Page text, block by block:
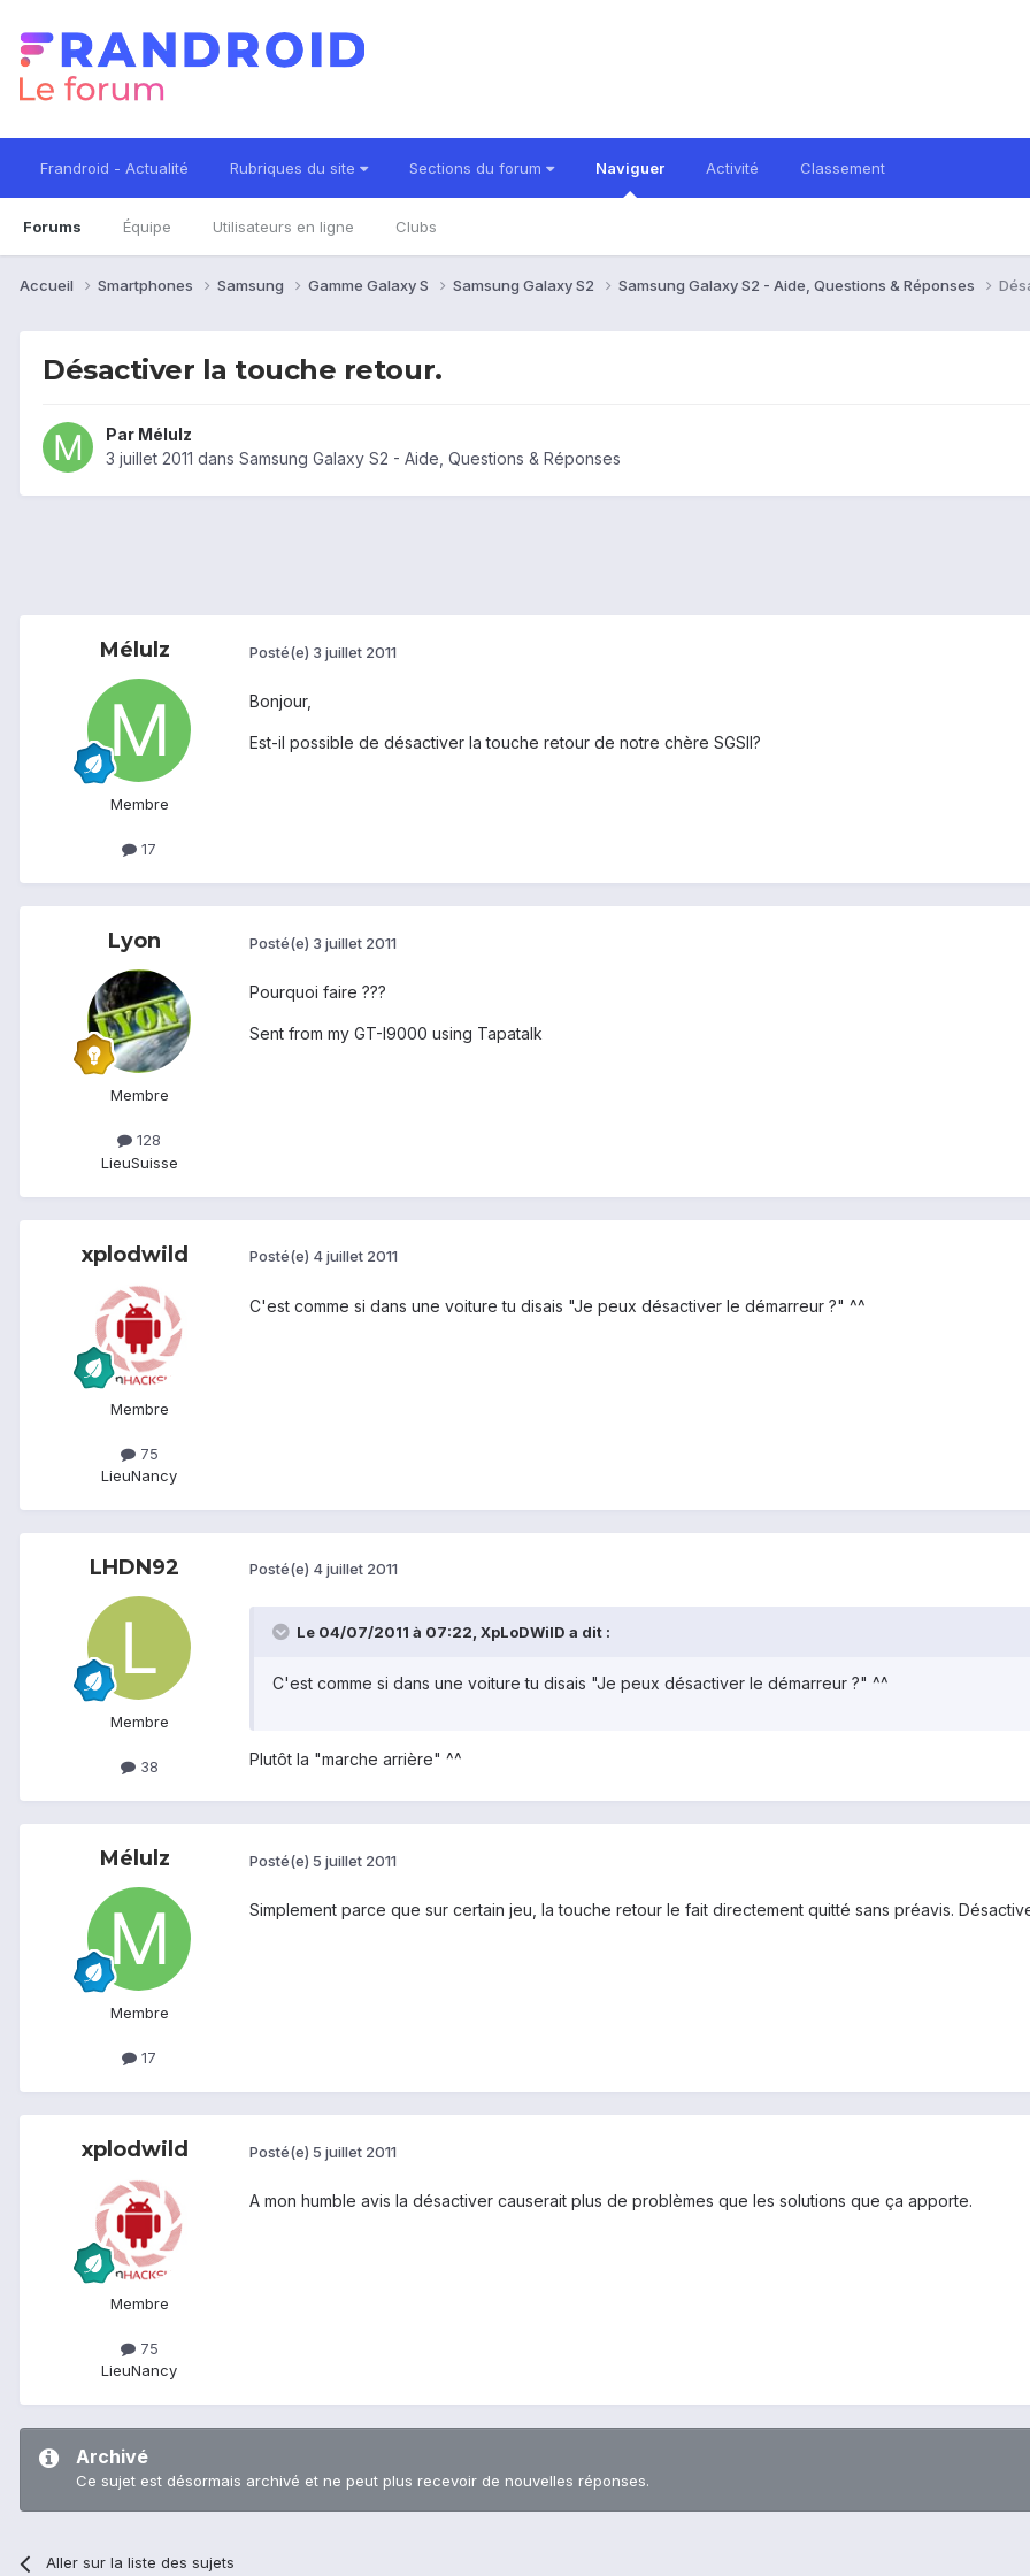
Frandroid - Actualité Rubriques du site Sections du forum Naviguer
Forums Équipe Utilisateurs en ligne Clubs
Activité Classement
Accueil Smartphones Samsung Gamme Galaxy S Samsung Galaxy S2 Samsung Galaxy S2 - Aide, Questions & Réponses
Désactiver la touche retour.
Par Mélulz
3 juillet 2011 dans Samsung Galaxy S2 - Aide, Questions & Réponses
Mélulz
Membre
17
Posté(e) 3 juillet 2011
Bonjour,
Est-il possible de désactiver la touche retour de notre chère SGSII?
Lyon
Membre
128
LieuSuisse
Posté(e) 3 juillet 2011
Pourquoi faire ???
Sent from my GT-I9000 using Tapatalk
xplodwild
Membre
75
LieuNancy
Posté(e) 4 juillet 2011
C'est comme si dans une voiture tu disais "Je peux désactiver le démarreur ?" ^^
LHDN92
Membre
38
Posté(e) 4 juillet 2011
Le 04/07/2011 à 07:22, XpLoDWilD a dit :
C'est comme si dans une voiture tu disais "Je peux désactiver le démarreur ?" ^^
Plutôt la "marche arrière" ^^
Mélulz
Membre
17
Posté(e) 5 juillet 2011
Simplement parce que sur certain jeu, la touche retour le fait directement quitté sans préavis.
xplodwild
Membre
75
LieuNancy
Posté(e) 5 juillet 2011
A mon humble avis la désactiver causerait plus de problèmes que les solutions que ça apporte.
Archivé
Ce sujet est désormais archivé et ne peut plus recevoir de nouvelles réponses.
Aller sur la liste des sujets